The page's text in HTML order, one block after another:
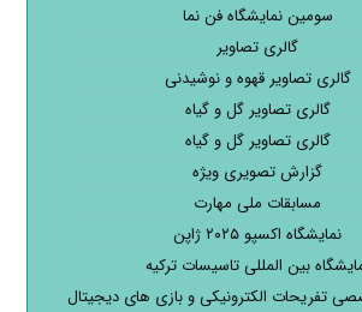
سومین نمایشگاه فن نما
گالری تصاویر
گالری تصاویر قهوه و نوشیدنی
گالری تصاویر گل و گیاه
گالری تصاویر گل و گیاه
گزارش تصویری ویژه
مسابقات ملی مهارت
نمایشگاه اکسپو ۲۰۲۵ ژاپن
بین المللی تاسیسات ترکیه
تفریحات الکترونیکی و بازی های دیجیتال